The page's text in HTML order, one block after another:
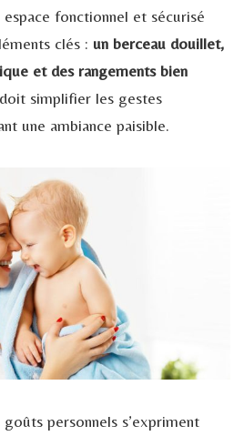
espace fonctionnel et sécurisé
clés : un berceau douillet,
et des rangements bien
simplifier les gestes
une ambiance paisible.
goûts personnels s’expriment